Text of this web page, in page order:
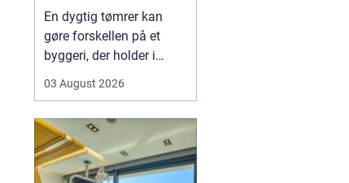
byggeprojekt
En dygtig tømrer kan
gøre forskellen på et
byggeri, der holder i
giver dig problemer igen
efter en tømrer i
Hvidovre, handler det
derfor ikke kun om pris.
03 August 2026